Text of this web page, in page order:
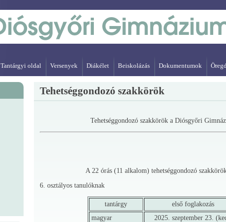
Tantárgyi oldal Versenyek Diákélet Beiskolázás Dokumentumok
Tehetséggondozó szakkörök
Tehetséggondozó szakkörök a Diósgyőri
A 22 órás (11 alkalom) tehetséggondozó
6. osztályos tanulóknak
tantárgy első foglakozás
magyar
2025. szeptember 23.